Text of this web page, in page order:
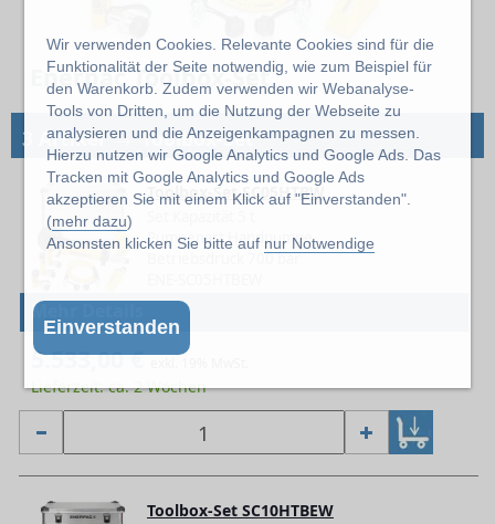
Wir verwenden Cookies. Relevante Cookies sind für die
Funktionalität der Seite notwendig, wie zum Beispiel für
den Warenkorb. Zudem verwenden wir Webanalyse-
Tools von Dritten, um die Nutzung der Webseite zu
analysieren und die Anzeigenkampagnen zu messen.
Hierzu nutzen wir Google Analytics und Google Ads. Das
Tracken mit Google Analytics und Google Ads
akzeptieren Sie mit einem Klick auf "Einverstanden".
(mehr dazu)
Ansonsten klicken Sie bitte auf nur Notwendige
Einverstanden
Enerpac Toolbox-Set
3 Artikel→Toolbox-Set
Toolbox-Set SC05HTBW
Pumpenart Handpumpe
Betriebsdruck 700 bar
Mehr Details
5.533,00 €
Lieferzeit: ca. 2 Wochen
Toolbox-Set SC10HTBEW